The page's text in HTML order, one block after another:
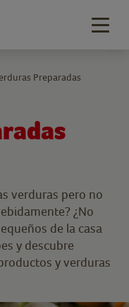
verduras pero no
¿No
de la casa
y descubre
y verduras
Preparadas